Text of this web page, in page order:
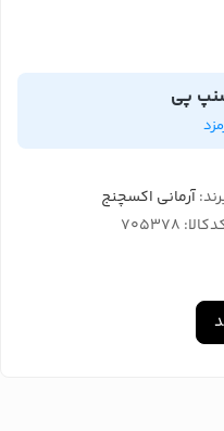
پی
آرمانی اکسچنج